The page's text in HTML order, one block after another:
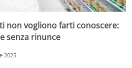
non vogliono farti conoscere:
senza rinunce
2025